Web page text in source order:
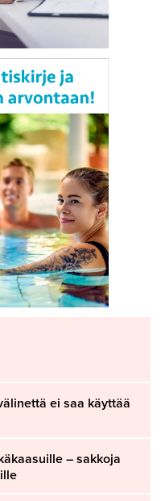
ei saa käyttää
– sakkoja